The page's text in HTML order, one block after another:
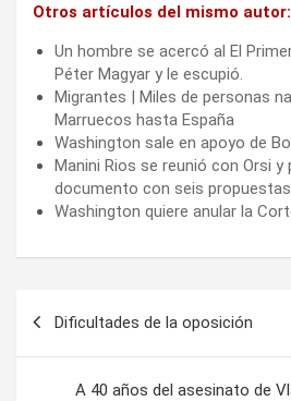
Otros artículos del mismo autor:
Un hombre se acercó al El
Péter Magyar y le escupió.
Migrantes | Miles de personas
Marruecos hasta España
Washington sale en apoyo de
Manini Rios se reunió con Orsi
documento con seis propuestas
Washington quiere anular la
entradas
Dificultades de la oposición
A 40 años del asesinato de